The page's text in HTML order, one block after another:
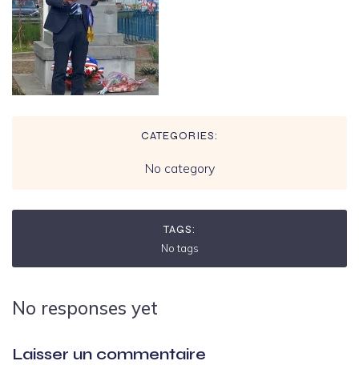
CATEGORIES:
No category
TAGS:
No tags
No responses yet
Laisser un commentaire